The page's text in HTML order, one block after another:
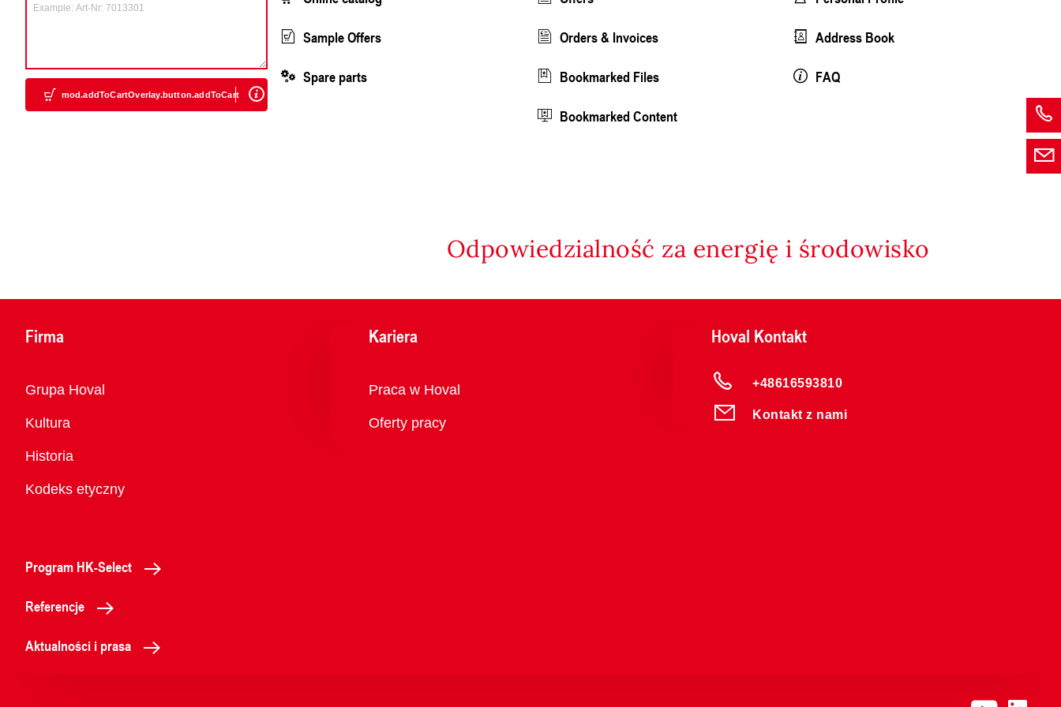
mod.addToCartOverlay.button.addToCart
Sample Offers
Spare parts
Orders & Invoices
Bookmarked Files
Bookmarked Content
Address Book
FAQ
Odpowiedzialność za energię i środowisko
Firma
Przegląd
Grupa Hoval
Kultura
Historia
Kodeks etyczny
Kariera
Przegląd
Praca w Hoval
Oferty pracy
Hoval Kontakt
+48616593810
Kontakt z nami
Program HK-Select
Referencje
Aktualności i prasa